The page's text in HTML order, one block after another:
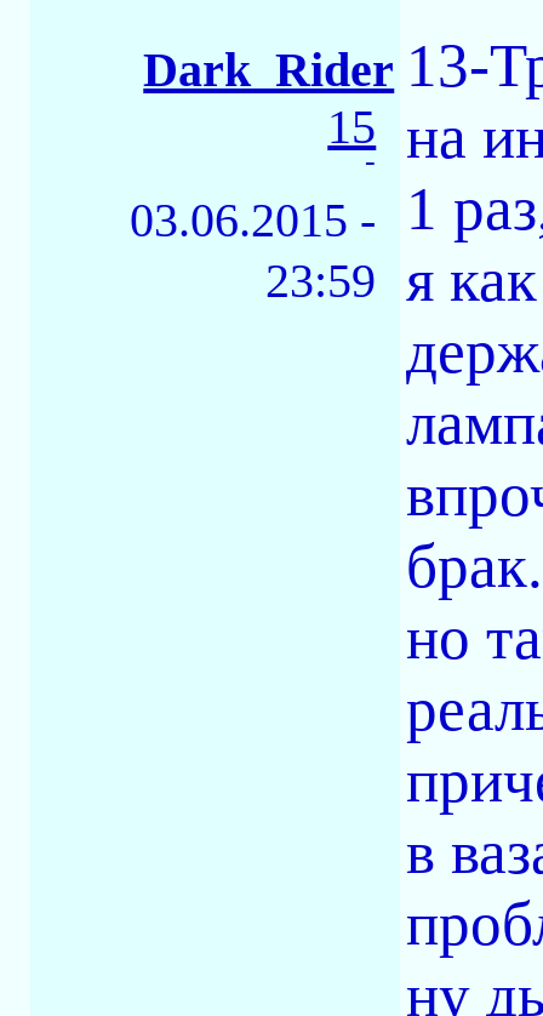
Dark_Rider
15
-
03.06.2015 -
23:59
13-
на
1
я
брак.
но
в
ну